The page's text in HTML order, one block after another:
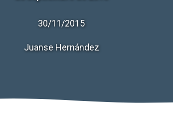
30/11/2015
Juanse Hernández